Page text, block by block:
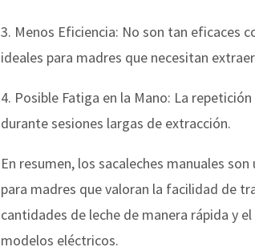
3. Menos Eficiencia: No son tan eficaces
ideales para madres que necesitan
4. Posible Fatiga en la Mano: La
durante sesiones largas de extracción.
En resumen, los sacaleches manuales
para madres que valoran la facilidad de
cantidades de leche de manera rápida y
modelos eléctricos.